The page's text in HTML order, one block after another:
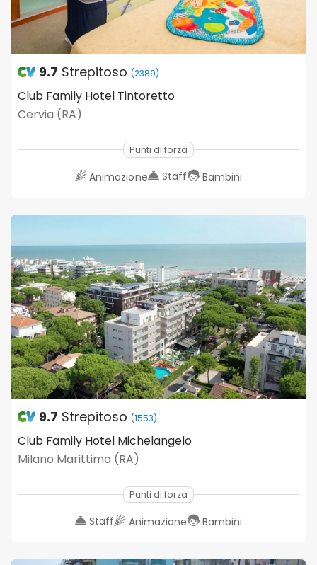
9.7 Strepitoso (2389)
Club Family Hotel Tintoretto
Cervia (RA)
Punti di forza
Animazione Staff Bambini
9.7 Strepitoso (1553)
Club Family Hotel Michelangelo
Milano Marittima (RA)
Punti di forza
Staff Animazione Bambini